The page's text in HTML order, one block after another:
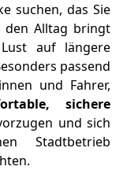
suchen, das Sie
den Alltag bringt
auf längere
passend
und Fahrer,
sichere
und sich
Stadtbetrieb